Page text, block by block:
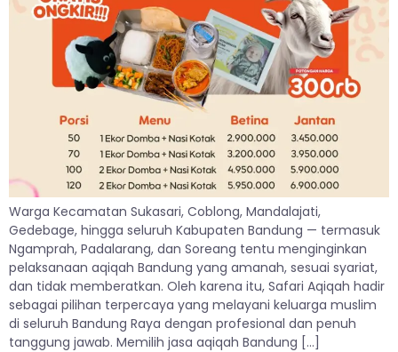
Warga Kecamatan Sukasari, Coblong, Mandalajati,
Gedebage, hingga seluruh Kabupaten Bandung — termasuk
Ngamprah, Padalarang, dan Soreang tentu menginginkan
pelaksanaan aqiqah Bandung yang amanah, sesuai syariat,
dan tidak memberatkan. Oleh karena itu, Safari Aqiqah hadir
sebagai pilihan terpercaya yang melayani keluarga muslim
di seluruh Bandung Raya dengan profesional dan penuh
tanggung jawab. Memilih jasa aqiqah Bandung […]